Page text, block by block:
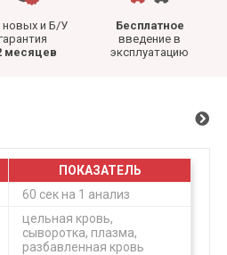
и Б/У
месяцев
Бесплатное
введение в
эксплуатацию
ПОКАЗАТЕЛЬ
60 сек на 1 анализ
цельная кровь,
сыворотка, плазма,
разбавленная кровь